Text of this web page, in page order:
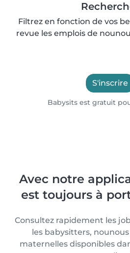
Filtrez en fonction de vos
revue les emplois de
S'inscrire
Babysits est gratuit
Avec notre
est toujours à
Consultez rapidement les
les babysitters,
maternelles disponibles